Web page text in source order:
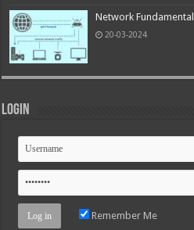
Network Fundamental
20-03-2024
Login
Remember Me